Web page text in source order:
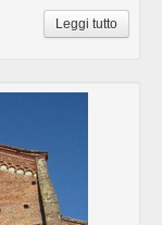
Leggi tutto